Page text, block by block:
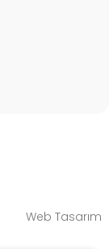
Web Tasarım